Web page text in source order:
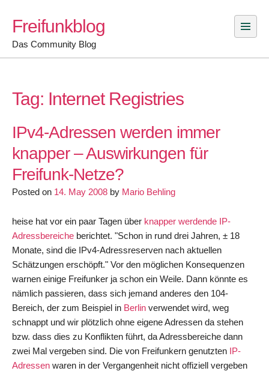
content
Freifunkblog
Das Community Blog
Tag: Internet Registries
IPv4-Adressen werden immer
knapper – Auswirkungen für
Freifunk-Netze?
Posted on 14. May 2008 by Mario Behling
heise hat vor ein paar Tagen über knapper werdende IP-
Adressbereiche berichtet. "Schon in rund drei Jahren, ± 18
Monate, sind die IPv4-Adressreserven nach aktuellen
Schätzungen erschöpft." Vor den möglichen Konsequenzen
warnen einige Freifunker ja schon ein Weile. Dann könnte es
nämlich passieren, dass sich jemand anderes den 104-
Bereich, der zum Beispiel in Berlin verwendet wird, weg
schnappt und wir plötzlich ohne eigene Adressen da stehen
bzw. dass dies zu Konflikten führt, da Adressbereiche dann
zwei Mal vergeben sind. Die von Freifunkern genutzten IP-
Adressen waren in der Vergangenheit nicht offiziell vergeben